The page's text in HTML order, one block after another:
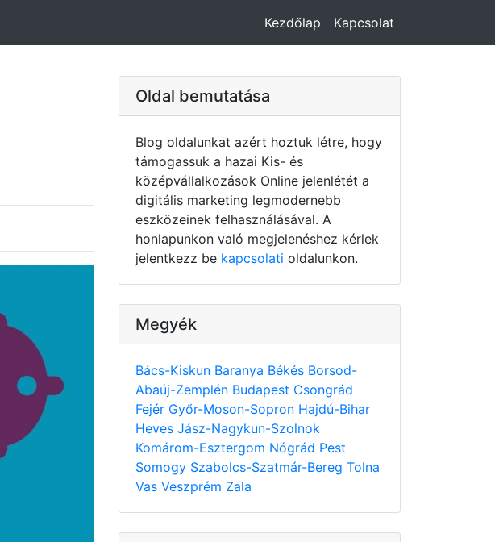
Kezdőlap Kapcsolat
Oldal bemutatása
Blog oldalunkat azért hoztuk létre, hogy
támogassuk a hazai Kis- és
középvállalkozások Online jelenlétét a
digitális marketing legmodernebb
eszközeinek felhasználásával. A
honlapunkon való megjelenéshez kérlek
jelentkezz be kapcsolati oldalunkon.
Megyék
Bács-Kiskun Baranya Békés Borsod-
Abaúj-Zemplén Budapest Csongrád
Fejér Győr-Moson-Sopron Hajdú-Bihar
Heves Jász-Nagykun-Szolnok
Komárom-Esztergom Nógrád Pest
Somogy Szabolcs-Szatmár-Bereg Tolna
Vas Veszprém Zala